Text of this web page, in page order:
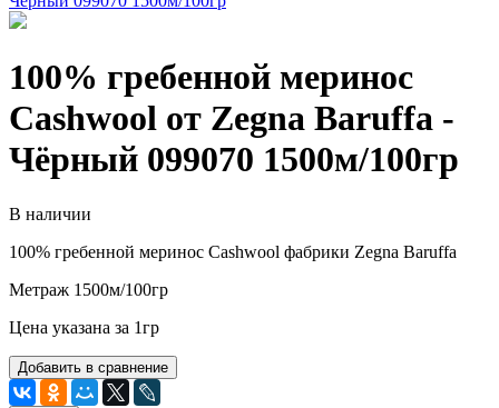
100% гребенной меринос
Cashwool от Zegna Baruffa -
Чёрный 099070 1500м/100гр
В наличии
100% гребенной меринос Cashwool фабрики Zegna Baruffa
Метраж 1500м/100гр
Цена указана за 1гр
Добавить в сравнение